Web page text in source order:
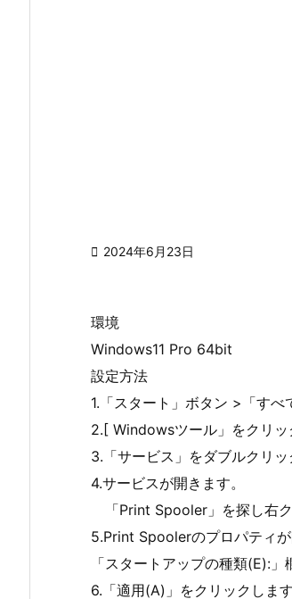
 2024年6月23日
環境
Windows11 Pro 64bit
設定方法
1.「スタート」ボタン >「す
2.[ Windowsツール」をクリッ
3.「サービス」をダブルクリッ
4.サービスが開きます。
「Print Spooler」を探し右ク
5.Print Spoolerのプロパティが
「スタートアップの種類(E):
6.「適用(A)」をクリックします